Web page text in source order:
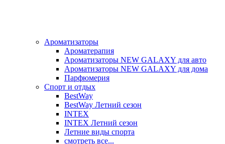
Ароматизаторы
Ароматерапия
Ароматизаторы NEW GALAXY для авто
Ароматизаторы NEW GALAXY для дома
Парфюмерия
Спорт и отдых
BestWay
BestWay Летний сезон
INTEX
INTEX Летний сезон
Летние виды спорта
смотреть все...